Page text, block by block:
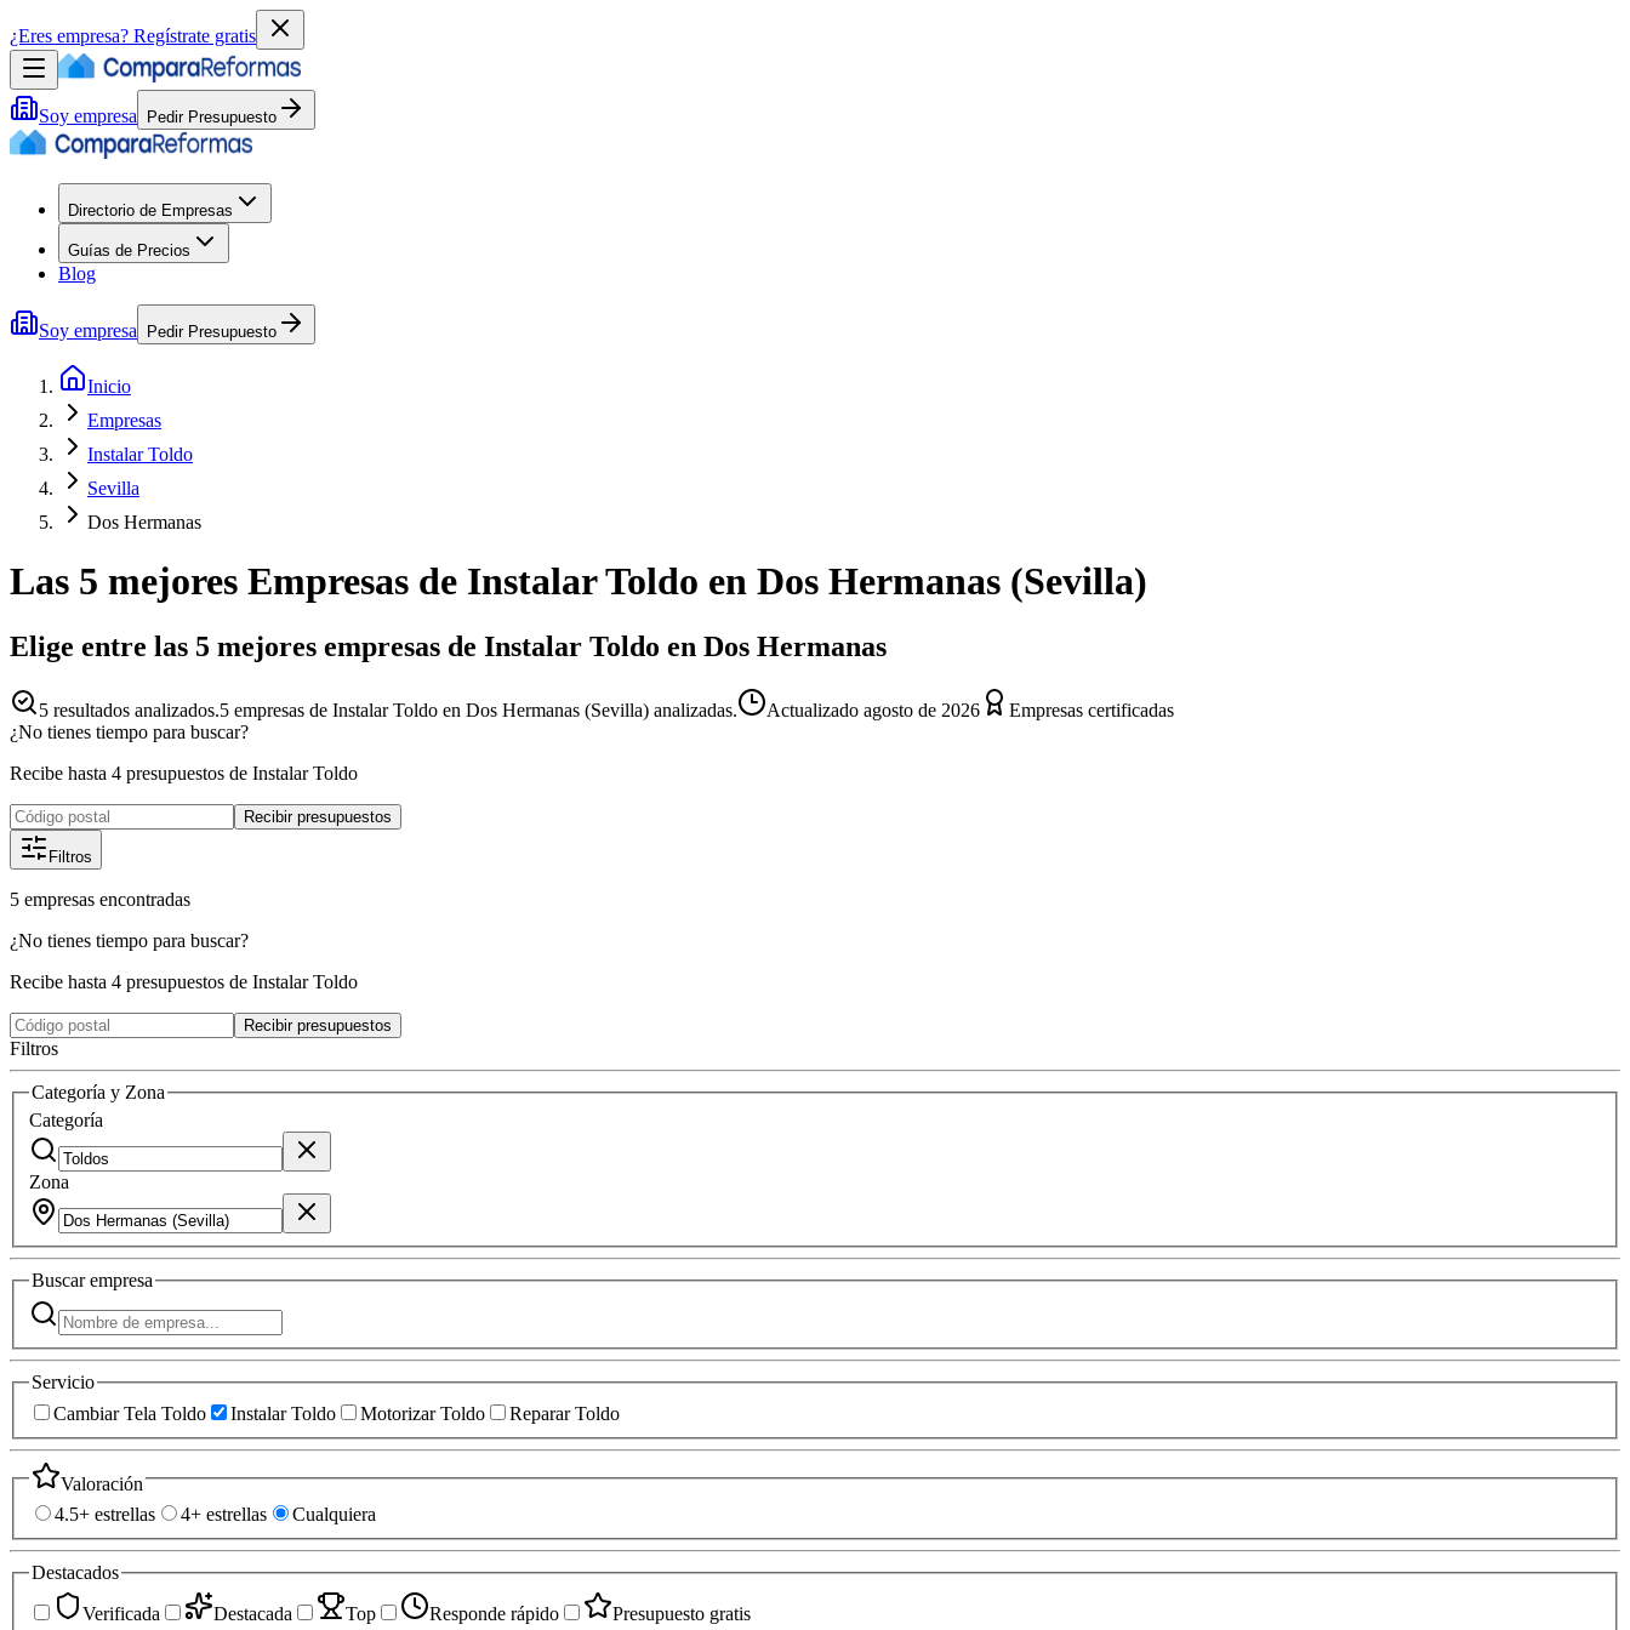
¿Eres empresa? Regístrate gratis
Soy empresa Pedir Presupuesto
Directorio de Empresas
Guías de Precios
Blog
Soy empresa Pedir Presupuesto
Inicio
Empresas
Instalar Toldo
Sevilla
Dos Hermanas
Las 5 mejores Empresas de Instalar Toldo en Dos Hermanas (Sevilla)
Elige entre las 5 mejores empresas de Instalar Toldo en Dos Hermanas
5 resultados analizados.5 empresas de Instalar Toldo en Dos Hermanas (Sevilla) analizadas. Actualizado agosto de 2026
Empresas certificadas
¿No tienes tiempo para buscar?
Recibe hasta 4 presupuestos de Instalar Toldo
Recibir presupuestos
Filtros
5 empresas encontradas
¿No tienes tiempo para buscar?
Recibe hasta 4 presupuestos de Instalar Toldo
Recibir presupuestos
Filtros
Categoría y Zona
Categoría
Zona
Buscarempresa
Servicio
Cambiar Tela Toldo
Instalar Toldo Motorizar Toldo Reparar Toldo
Valoración
4.5+ estrellas
4+ estrellas Cualquiera
Destacados
Verificada
Destacada Top Responde rápido Presupuesto gratis